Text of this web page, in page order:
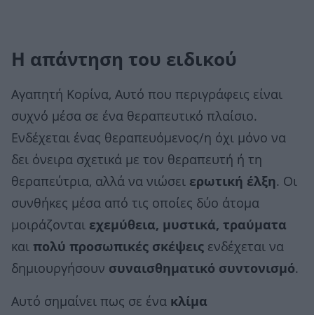
Η απάντηση του ειδικού
Αγαπητή Κορίνα, Αυτό που περιγράφεις είναι
συχνό μέσα σε ένα θεραπευτικό πλαίσιο.
Ενδέχεται ένας θεραπευόμενος/η όχι μόνο να
δει όνειρα σχετικά με τον θεραπευτή ή τη
θεραπεύτρια, αλλά να νιώσει ερωτική έλξη. Οι
συνθήκες μέσα από τις οποίες δύο άτομα
μοιράζονται εχεμύθεια, μυστικά, τραύματα
και πολύ προσωπικές σκέψεις ενδέχεται να
δημιουργήσουν συναισθηματικό συντονισμό.
Αυτό σημαίνει πως σε ένα κλίμα